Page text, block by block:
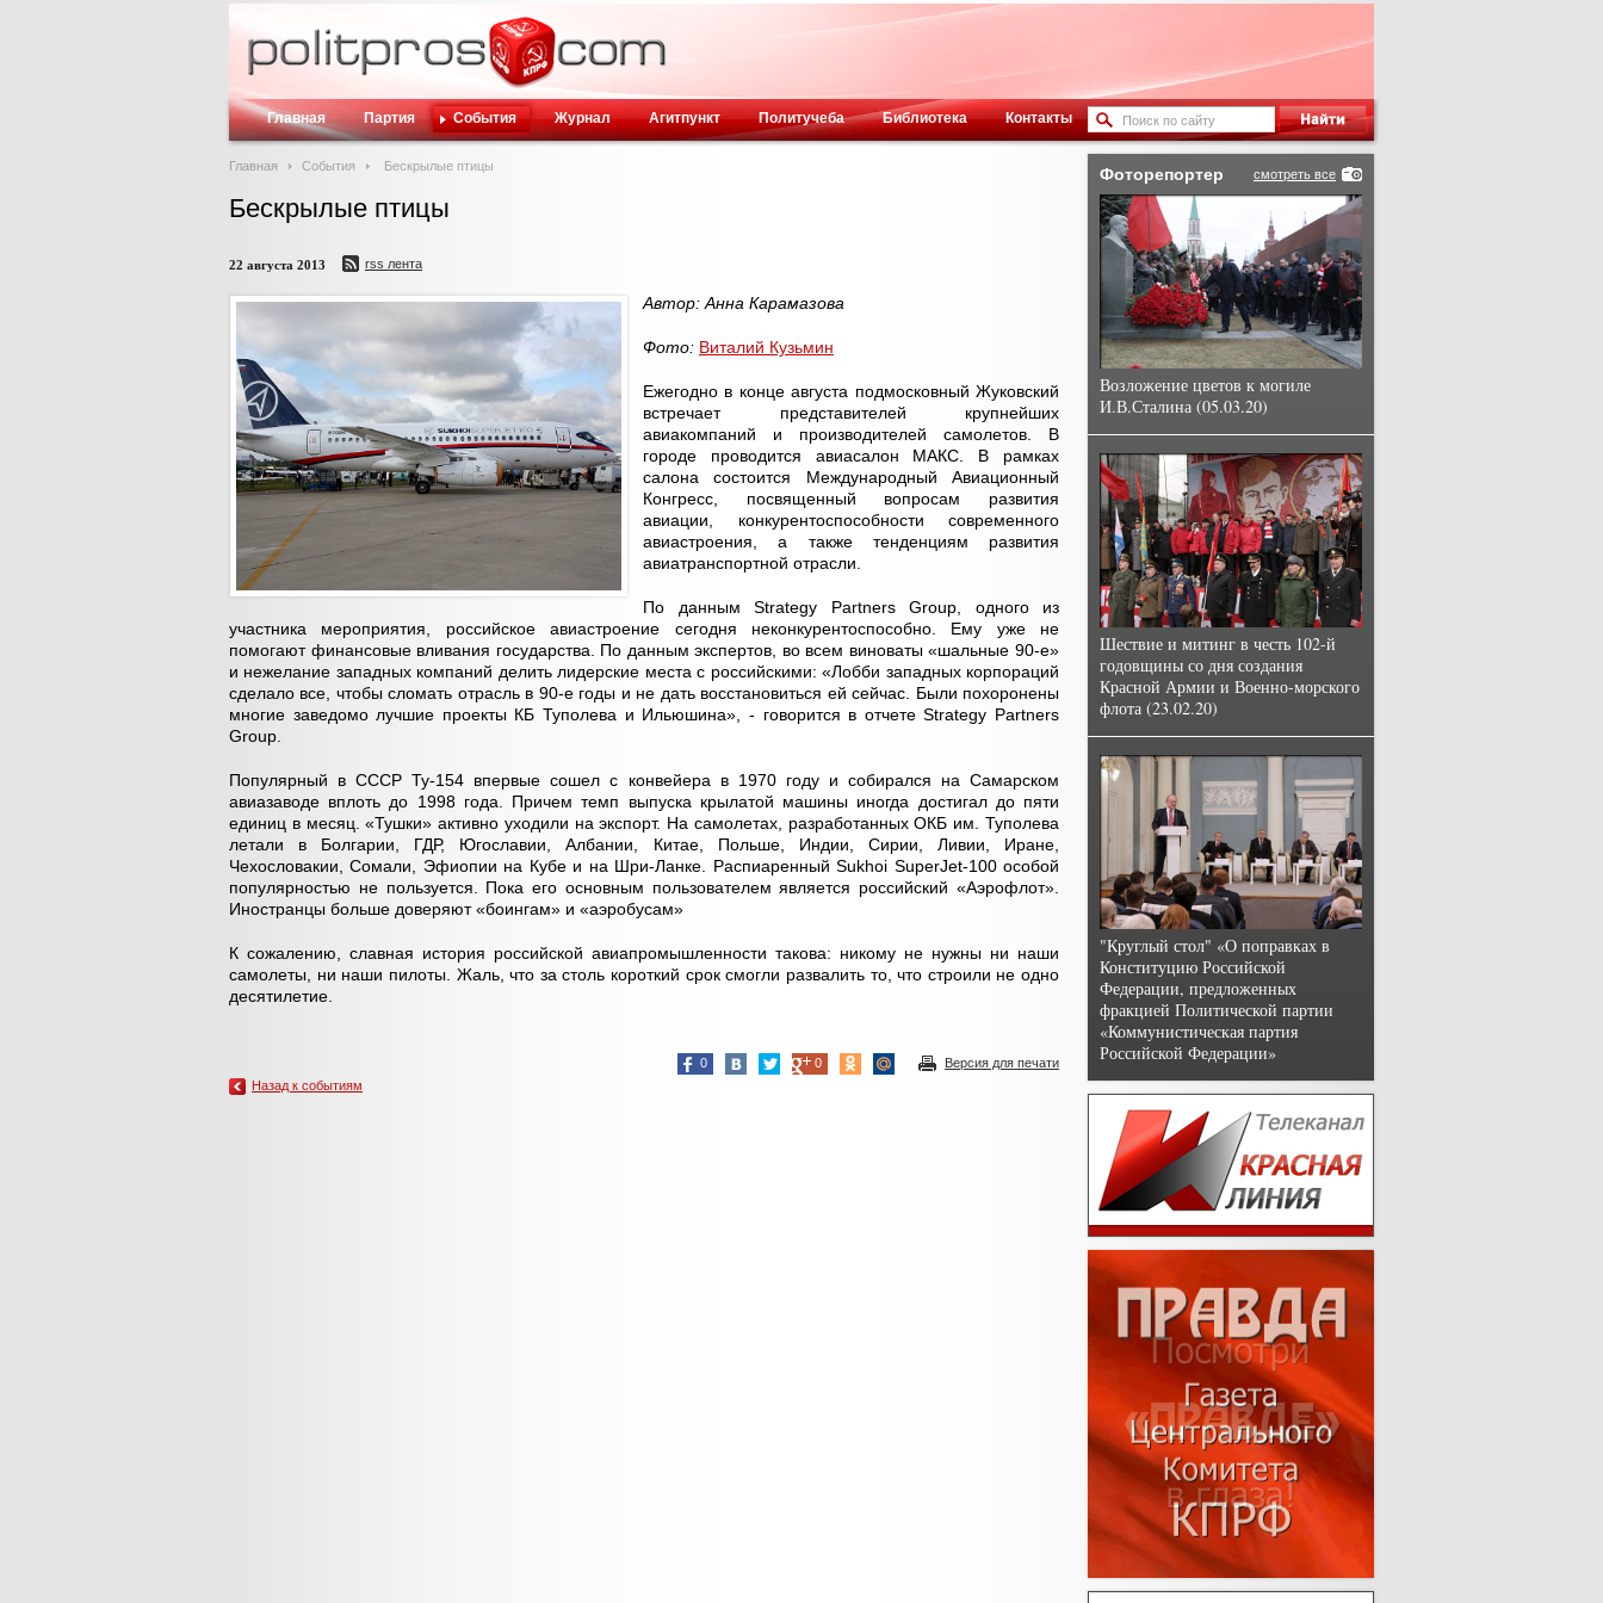
Главная Партия События Журнал Агитпункт Политучеба Библиотека Контакты
Главная События Бескрылые птицы
Бескрылые птицы
22 августа 2013 rss лента
Автор: Анна Карамазова
Фото: Виталий Кузьмин
Ежегодно в конце августа подмосковный Жуковский
встречает представителей крупнейших
авиакомпаний и производителей самолетов. В
городе проводится авиасалон МАКС. В рамках
салона состоится Международный Авиационный
Конгресс, посвященный вопросам развития
авиации, конкурентоспособности современного
авиастроения, а также тенденциям развития
авиатранспортной отрасли.
По данным Strategy Partners Group, одного из
участника мероприятия, российское авиастроение сегодня неконкурентоспособно. Ему уже не
помогают финансовые вливания государства. По данным экспертов, во всем виноваты «шальные 90-е»
и нежелание западных компаний делить лидерские места с российскими: «Лобби западных корпораций
сделало все, чтобы сломать отрасль в 90-е годы и не дать восстановиться ей сейчас. Были похоронены
многие заведомо лучшие проекты КБ Туполева и Ильюшина», - говорится в отчете Strategy Partners
Group.
Популярный в СССР Ту-154 впервые сошел с конвейера в 1970 году и собирался на Самарском
авиазаводе вплоть до 1998 года. Причем темп выпуска крылатой машины иногда достигал до пяти
единиц в месяц. «Тушки» активно уходили на экспорт. На самолетах, разработанных ОКБ им. Туполева
летали в Болгарии, ГДР, Югославии, Албании, Китае, Польше, Индии, Сирии, Ливии, Иране,
Чехословакии, Сомали, Эфиопии на Кубе и на Шри-Ланке. Распиаренный Sukhoi SuperJet-100 особой
популярностью не пользуется. Пока его основным пользователем является российский «Аэрофлот».
Иностранцы больше доверяют «боингам» и «аэробусам»
К сожалению, славная история российской авиапромышленности такова: никому не нужны ни наши
самолеты, ни наши пилоты. Жаль, что за столь короткий срок смогли развалить то, что строили не одно
десятилетие.
Версия для печати
0
0
Назад к событиям
смотреть все
Фоторепортер
Возложение цветов к могиле
И.В.Сталина (05.03.20)
Шествие и митинг в честь 102-й
годовщины со дня создания
Красной Армии и Военно-морского
флота (23.02.20)
"Круглый стол" «О поправках в
Конституцию Российской
Федерации, предложенных
фракцией Политической партии
«Коммунистическая партия
Российской Федерации»